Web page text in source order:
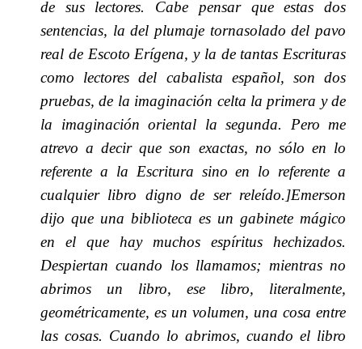
de sus lectores. Cabe pensar que estas dos
sentencias, la del plumaje tornasolado del pavo
real de Escoto Erígena, y la de tantas Escrituras
como lectores del cabalista español, son dos
pruebas, de la imaginación celta la primera y de
la imaginación oriental la segunda. Pero me
atrevo a decir que son exactas, no sólo en lo
referente a la Escritura sino en lo referente a
cualquier libro digno de ser releído.]Emerson
dijo que una biblioteca es un gabinete mágico
en el que hay muchos espíritus hechizados.
Despiertan cuando los llamamos; mientras no
abrimos un libro, ese libro, literalmente,
geométricamente, es un volumen, una cosa entre
las cosas. Cuando lo abrimos, cuando el libro